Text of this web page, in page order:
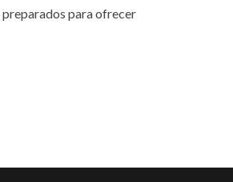
para ofrecer